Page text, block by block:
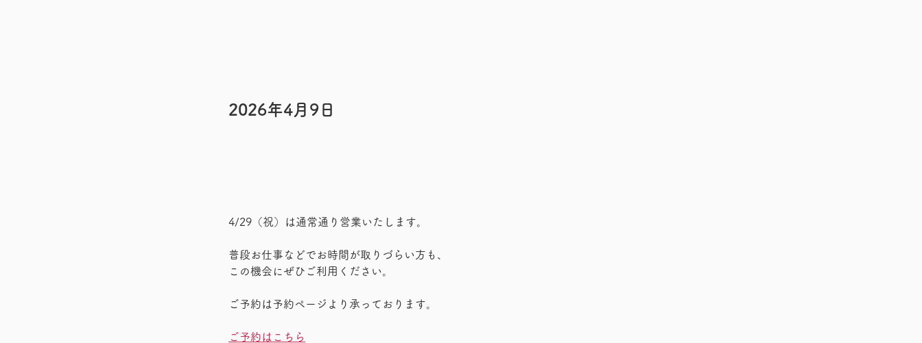
2026年4月9日
4/29（祝）は通常通り営業いたします。
普段お仕事などでお時間が取りづらい方も、
この機会にぜひご利用ください。
ご予約は予約ページより承っております。
ご予約はこちら